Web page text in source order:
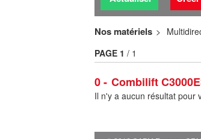
Nos matériels
0 Combilift
PAGE 1 / 1
Il n'y a aucun résultat pour